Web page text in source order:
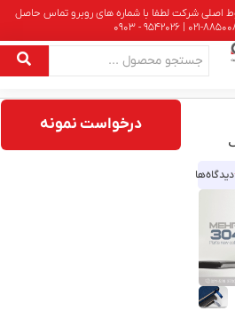
اصلی شرکت لطفا با شماره های روبرو تماس حاصل
درخواست نمونه